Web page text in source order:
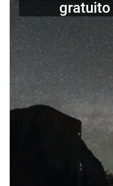
gratuito